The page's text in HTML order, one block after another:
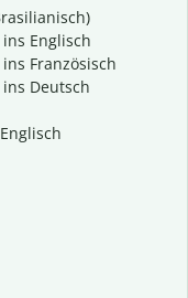
Englisch
Französisch
Deutsch